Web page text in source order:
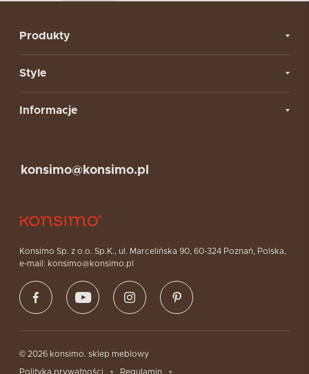
Produkty
Style
Informacje
Konsimo Sp. z o.o. Sp.K., ul. Marcelińska 90, 60-324 Poznań, Polska,
e-mail: konsimo@konsimo.pl
konsimo@konsimo.pl
© 2026 konsimo. sklep meblowy
Polityka prywatności Regulamin